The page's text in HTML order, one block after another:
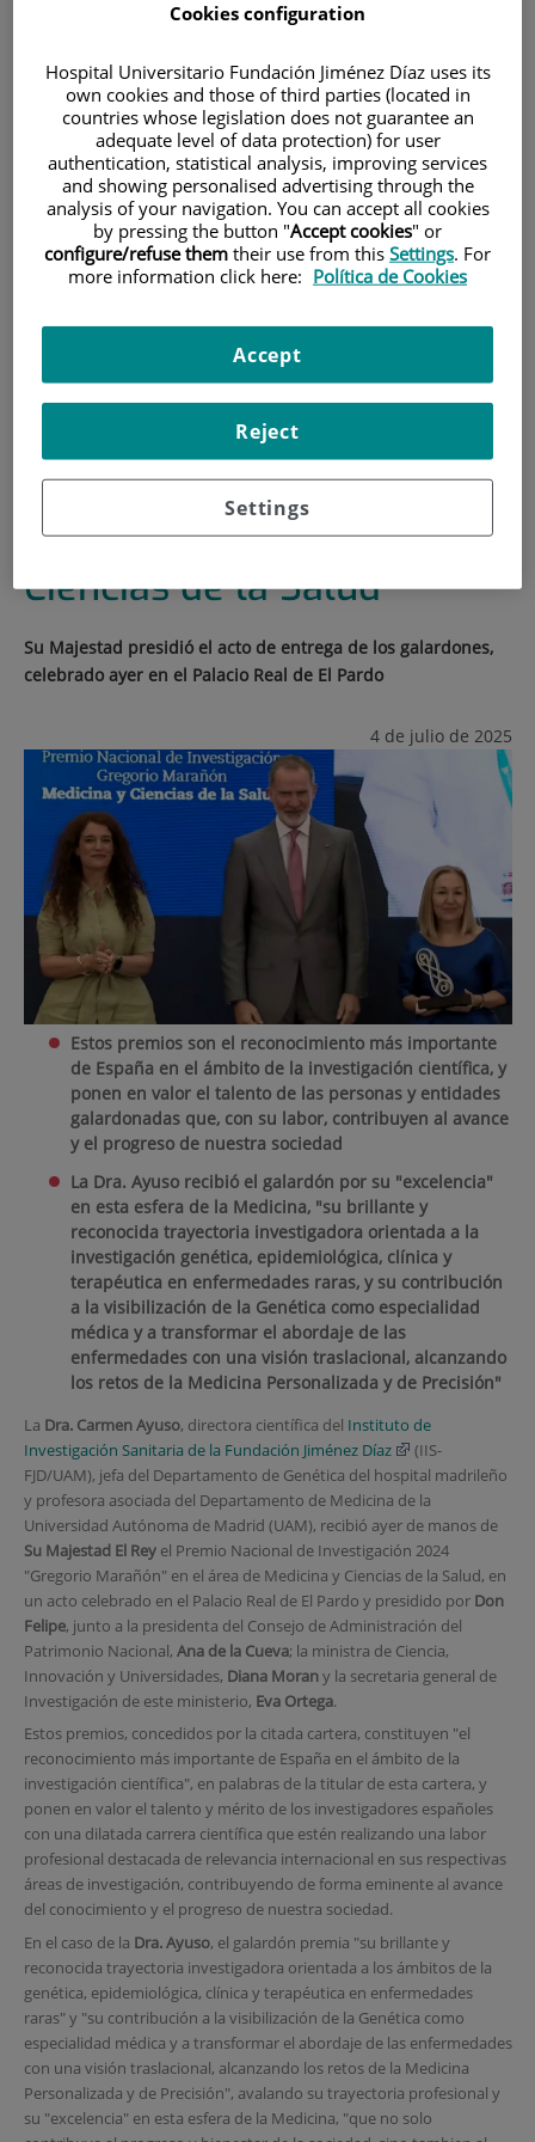
|LA DRA. CARMEN AYUSO, DIRECTORA CIENTÍFICA DEL
INSTITUTO DE INVESTIGACIÓN SANITARIA DE LA
FUNDACIÓN JIMÉNEZ DÍAZ, RECIBE DEL REY EL PREMIO
NACIONAL DE INVESTIGACIÓN 2024 EN EL ÁREA DE
MEDICINA Y CIENCIAS DE LA SALUD
La Dra. Carmen Ayuso,
directora científica del
Instituto de Investigación
Sanitaria de la Fundación
Jiménez Díaz, recibe del
Rey el Premio Nacional de
Investigación 2024 en el
área de Medicina y
Ciencias de la Salud
Su Majestad presidió el acto de entrega de los galardones,
celebrado ayer en el Palacio Real de El Pardo
4 de julio de 2025
Estos premios son el reconocimiento más importante
de España en el ámbito de la investigación científica, y
ponen en valor el talento de las personas y entidades
galardonadas que, con su labor, contribuyen al avance
y el progreso de nuestra sociedad
La Dra. Ayuso recibió el galardón por su "excelencia"
en esta esfera de la Medicina, "su brillante y
reconocida trayectoria investigadora orientada a la
investigación genética, epidemiológica, clínica y
terapéutica en enfermedades raras, y su contribución
a la visibilización de la Genética como especialidad
médica y a transformar el abordaje de las
enfermedades con una visión traslacional, alcanzando
los retos de la Medicina Personalizada y de Precisión"
La Dra. Carmen Ayuso, directora científica del Instituto de
Investigación Sanitaria de la Fundación Jiménez Díaz
(IIS-
FJD/UAM), jefa del Departamento de Genética del hospital madrileño
y profesora asociada del Departamento de Medicina de la
Universidad Autónoma de Madrid (UAM), recibió ayer de manos de
Su Majestad El Reyel Premio Nacional de Investigación 2024
"Gregorio Marañón" en el área de Medicina y Ciencias de la Salud, en
un acto celebrado en el Palacio Real de El Pardo y presidido por Don
Felipe, junto a la presidenta del Consejo de Administración del
Patrimonio Nacional, Ana de la Cueva; la ministra de Ciencia,
Innovación y Universidades, Diana Morany la secretaria general de
Investigación de este ministerio, Eva Ortega.
Estos premios, concedidos por la citada cartera, constituyen "el
reconocimiento más importante de España en el ámbito de la
investigación científica", en palabras de la titular de esta cartera, y
ponen en valor el talento y mérito de los investigadores españoles
con una dilatada carrera científica que estén realizando una labor
profesional destacada de relevancia internacional en sus respectivas
áreas de investigación, contribuyendo de forma eminente al avance
del conocimiento y el progreso de nuestra sociedad.
En el caso de la Dra. Ayuso, el galardón premia "su brillante y
reconocida trayectoria investigadora orientada a los ámbitos de la
genética, epidemiológica, clínica y terapéutica en enfermedades
raras" y "su contribución a la visibilización de la Genética como
especialidad médica y a transformar el abordaje de las enfermedades
con una visión traslacional, alcanzando los retos de la Medicina
Personalizada y de Precisión", avalando su trayectoria profesional y
su "excelencia" en esta esfera de la Medicina, "que no solo
Cookies configuration
Hospital Universitario Fundación Jiménez Díaz uses its
own cookies and those of third parties (located in
countries whose legislation does not guarantee an
adequate level of data protection) for user
authentication, statistical analysis, improving services
and showing personalised advertising through the
analysis of your navigation. You can accept all cookies
by pressing the button "Accept cookies" or
configure/refuse them their use from this Settings. For
more information click here: Política de Cookies
Settings
Reject
Accept